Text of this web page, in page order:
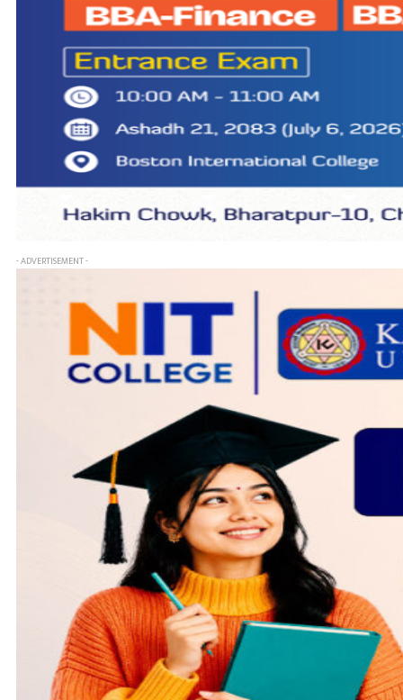
- ADVERTISEMENT -